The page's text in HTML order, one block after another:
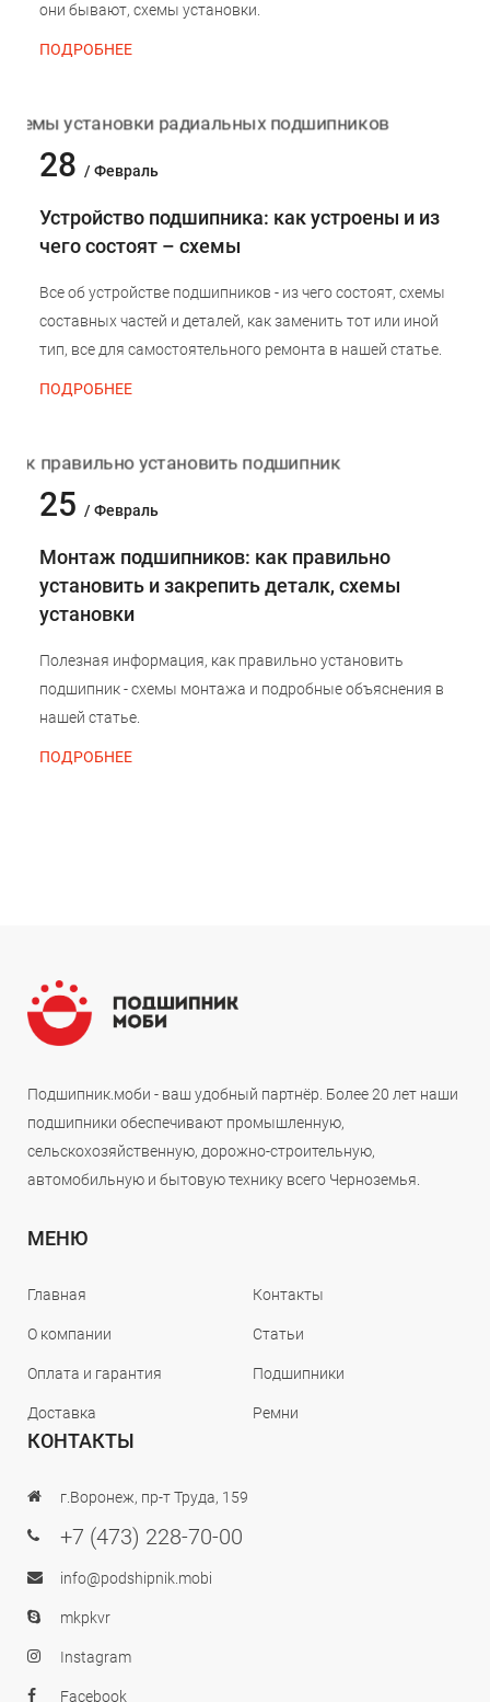
они бывают, схемы установки.
ПОДРОБНЕЕ
28 / Февраль
Устройство подшипника: как устроены и из
чего состоят – схемы
Все об устройстве подшипников - из чего состоят, схемы
составных частей и деталей, как заменить тот или иной
тип, все для самостоятельного ремонта в нашей статье.
ПОДРОБНЕЕ
25 / Февраль
Монтаж подшипников: как правильно
установить и закрепить деталк, схемы
установки
Полезная информация, как правильно установить
подшипник - схемы монтажа и подробные объяснения в
нашей статье.
ПОДРОБНЕЕ
Подшипник.моби - ваш удобный партнёр. Более 20 лет наши
подшипники обеспечивают промышленную,
сельскохозяйственную, дорожно-строительную,
автомобильную и бытовую технику всего Черноземья.
МЕНЮ
Главная
О компании
Оплата и гарантия
Доставка
Контакты
Статьи
Подшипники
Ремни
КОНТАКТЫ
г.Воронеж, пр-т Труда, 159
+7 (473) 228-70-00
info@podshipnik.mobi
mkpkvr
Instagram
Facebook